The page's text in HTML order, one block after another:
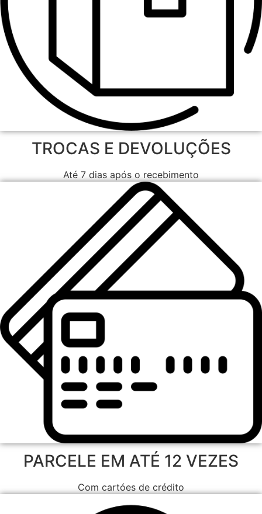
TROCAS E DEVOLUÇÕES
Até 7 dias após o recebimento
PARCELE EM ATÉ 12 VEZES
Com cartóes de crédito